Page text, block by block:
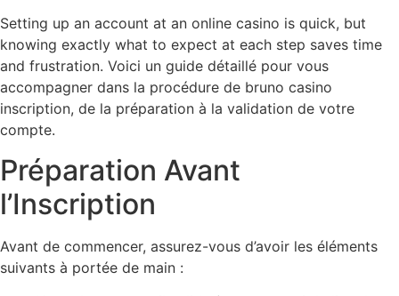
Setting up an account at an online casino is quick, but
knowing exactly what to expect at each step saves time
and frustration. Voici un guide détaillé pour vous
accompagner dans la procédure de bruno casino
inscription, de la préparation à la validation de votre
compte.
Préparation Avant
l’Inscription
Avant de commencer, assurez-vous d’avoir les éléments
suivants à portée de main :